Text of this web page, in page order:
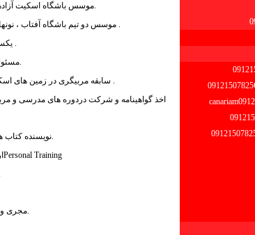
موسس باشگاه اسکیت.
موسس دو تیم باشگاه آفتاب ، نونهالان دختر در لیگ کشوری 88 .
.
.
سابقه مربیگری در زمین های .
اخذ گواهینامه و شرکت دردوره های مدرسی و
نویسنده کتاب.
Personal Training
مجری و.